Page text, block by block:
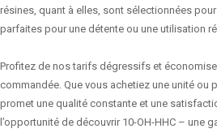
résines, quant à elles, sont sélectionnées
parfaites pour une détente ou une utilisation
Profitez de nos tarifs dégressifs et
commandée. Que vous achetiez une unité ou
promet une qualité constante et une
l’opportunité de découvrir 10-OH-HHC – une